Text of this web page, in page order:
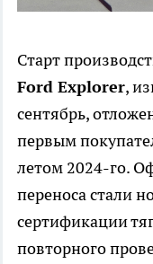
Старт
Ford Explorer,
сентябрь,
первым
летом 2024-го.
переноса стали
сертификации
повторного